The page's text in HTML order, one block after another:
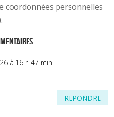
coordonnées personnelles
à 16 h 47 min
RÉPONDRE